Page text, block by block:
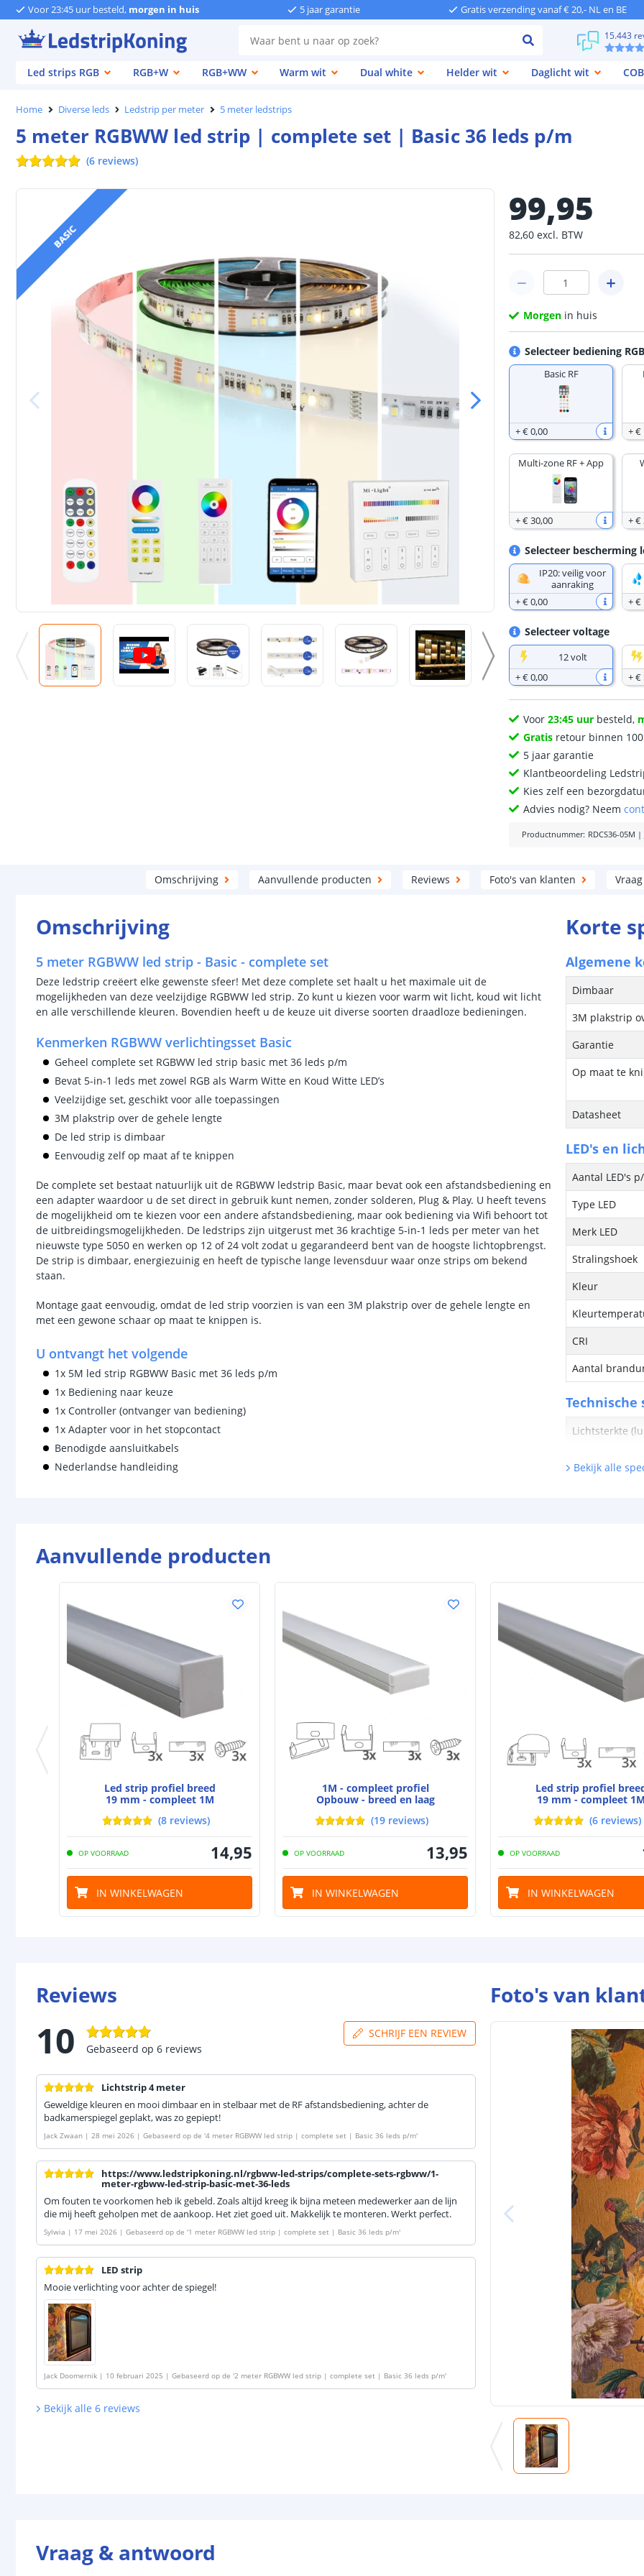
Voor 23:45 uur besteld, morgen in huis 5 jaar garantie Gratis verzending vanaf € 20,- NL en BE
15.443
Led strips RGB
RGB+W RGB+WW Warm wit Dual white Helder wit Daglicht wit COB
Home Diverse leds Ledstrip per meter 5 meter ledstrips
5 meter RGBWW led strip | complete set | Basic 36 leds p/m
(6 reviews)
BASIC
99,95
82,60 excl. BTW
Morgen in huis
Selecteer bediening
Basic RF
+€ 0,00 +€
Multi-zone RF + App
+€ 30,00 +€
Selecteer bescherming
IP20: veilig voor
aanraking
+€ 0,00
+€
Selecteer voltage
12 volt
+€ 0,00
+€
Voor23:45 uur besteld,
Gratis retour binnen
5 jaar garantie
Klantbeoordeling
Kies zelf een
Advies nodig? Neem
Productnummer: RDCS36-05M |
Omschrijving Aanvullende producten Reviews Foto's van klanten
Omschrijving
5 meter RGBWW led strip - Basic - complete set
Deze ledstrip creëert elke gewenste sfeer! Met deze complete set haalt u het maximale uit de
mogelijkheden van deze veelzijdige RGBWW led strip. Zo kunt u kiezen voor warm wit licht, koud wit licht
en alle verschillende kleuren. Bovendien heeft u de keuze uit diverse soorten draadloze bedieningen.
Kenmerken RGBWW verlichtingsset Basic
Geheel complete set RGBWW led strip basic met 36 leds p/m
Bevat 5-in-1 leds met zowel RGB als Warm Witte en Koud Witte LED’s
Veelzijdige set, geschikt voor alle toepassingen
3M plakstrip over de gehele lengte
De led strip is dimbaar
Eenvoudig zelf op maat af te knippen
De complete set bestaat natuurlijk uit de RGBWW ledstrip Basic, maar bevat ook een afstandsbediening en
een adapter waardoor u de set direct in gebruik kunt nemen, zonder solderen, Plug & Play. U heeft tevens
de mogelijkheid om te kiezen voor een andere afstandsbediening, maar ook bediening via Wifi behoort tot
de uitbreidingsmogelijkheden. De ledstrips zijn uitgerust met 36 krachtige 5-in-1 leds per meter van het
nieuwste type 5050 en werken op 12 of 24 volt zodat u gegarandeerd bent van de hoogste lichtopbrengst.
De strip is dimbaar, energiezuinig en heeft de typische lange levensduur waar onze strips om bekend
staan.
Montage gaat eenvoudig, omdat de led strip voorzien is van een 3M plakstrip over de gehele lengte en
met een gewone schaar op maat te knippen is.
U ontvangt het volgende
1x 5M led strip RGBWW Basic met 36 leds p/m
1x Bediening naar keuze
1x Controller (ontvanger van bediening)
1x Adapter voor in het stopcontact
Benodigde aansluitkabels
Nederlandse handleiding
Korte
Algemene
Dimbaar
3M plakstrip
Garantie
Op maat te
Datasheet
LED's en
Aantal LED's
Type LED
Merk LED
Stralingshoek
Kleur
CRI
Aantal
Technische
Lichtsterkte
Watt -
Lumen per Watt
Voltage (DC)
Strip
Bescherming
Materiaal
bescherming
Dikte led strip
Aansluiting
Aansluiting
Bekijk alle
Aanvullende producten
Led strip profiel breed
19 mm - compleet 1M
(8 reviews)
OP VOORRAAD 14,95
IN WINKELWAGEN
1M - compleet profiel
Opbouw - breed en laag
(19 reviews)
OP VOORRAAD 13,95
IN WINKELWAGEN
Led strip profiel
19 mm - compleet 1M
(6 reviews)
OP VOORRAAD
IN WINKELWAGEN
Reviews
10 Gebaseerd op 6 reviews
SCHRIJF EEN REVIEW
Lichtstrip 4 meter
Geweldige kleuren en mooi dimbaar en in stelbaar met de RF afstandsbediening, achter de
badkamerspiegel geplakt, was zo gepiept!
Jack Zwaan | 28 mei 2026 | Gebaseerd op de '4 meter RGBWW led strip | complete set | Basic 36 leds p/m'
https://www.ledstripkoning.nl/rgbww-led-strips/complete-sets-rgbww/1-
meter-rgbww-led-strip-basic-met-36-leds
Om fouten te voorkomen heb ik gebeld. Zoals altijd kreeg ik bijna meteen medewerker aan de lijn
die mij heeft geholpen met de aankoop. Het ziet goed uit. Makkelijk te monteren. Werkt perfect.
Sylwia | 17 mei 2026 | Gebaseerd op de '1 meter RGBWW led strip | complete set | Basic 36 leds p/m'
LED strip
Mooie verlichting voor achter de spiegel!
Jack Doomernik | 10 februari 2025 | Gebaseerd op de '2 meter RGBWW led strip | complete set | Basic 36 leds p/m'
Bekijk alle 6 reviews
Foto's van
Vraag & antwoord